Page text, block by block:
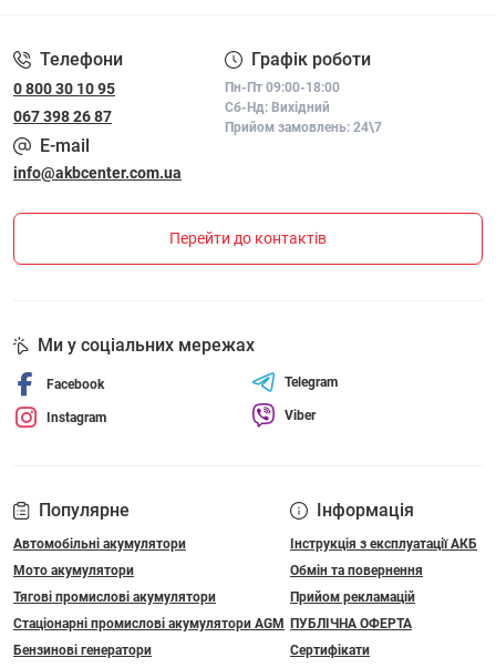
Телефони
0 800 30 10 95
067 398 26 87
Графік роботи
Пн-Пт 09:00-18:00
Сб-Нд: Вихідний
Прийом замовлень: 24\7
E-mail
info@akbcenter.com.ua
Перейти до контактів
Популярне
Автомобільні акумулятори
Мото акумулятори
Тягові промислові акумулятори
Стаціонарні промислові акумулятори АGM
Бензинові генератори
Інформація
Інструкція з експлуатації АКБ
Обмін та повернення
Прийом рекламацій
ПУБЛІЧНА ОФЕРТА
Сертифікати
Ми у соціальних мережах
Facebook
Instagram
Telegram
Viber